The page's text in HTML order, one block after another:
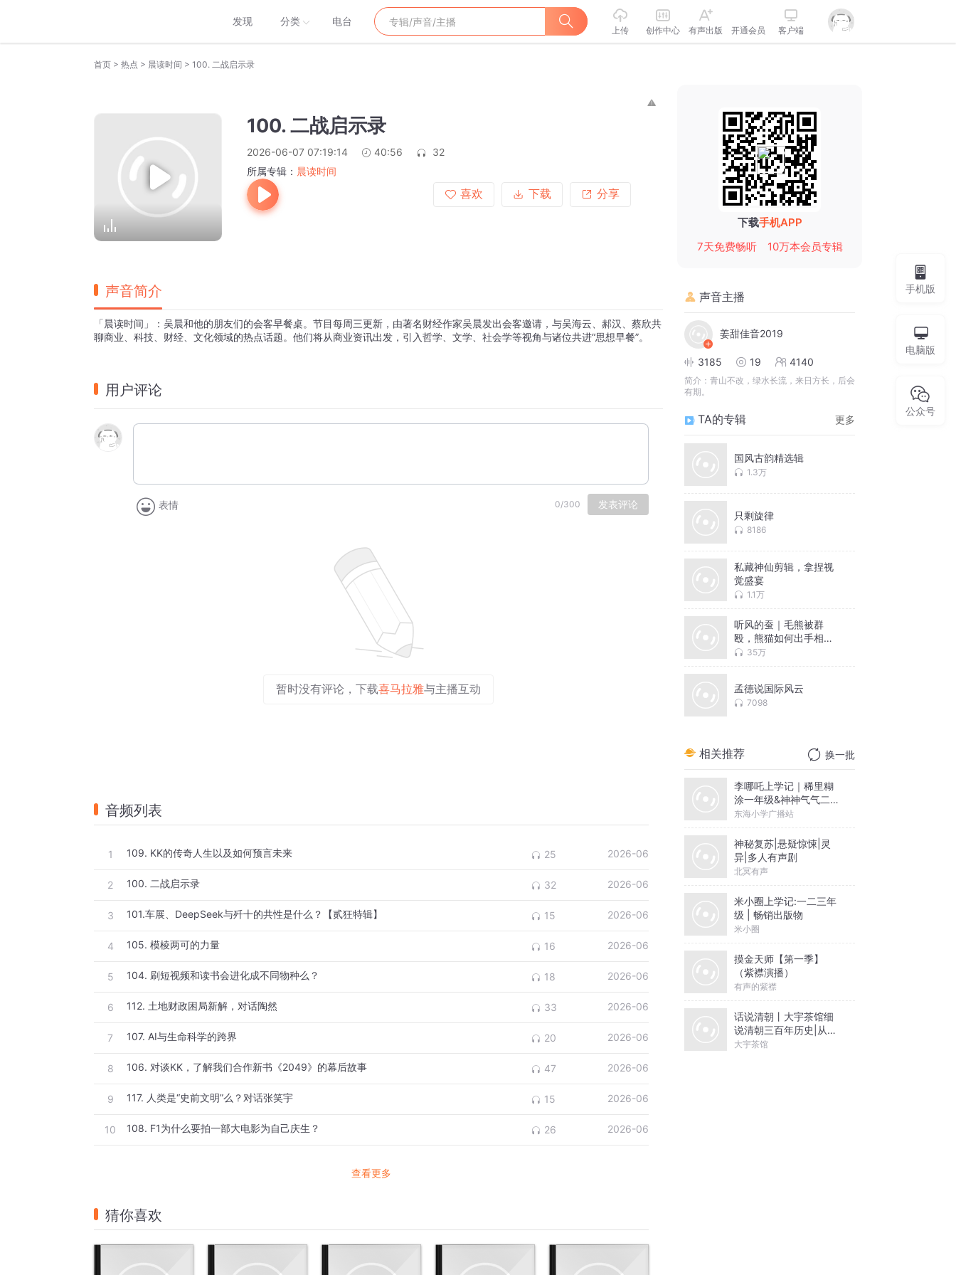
发现 分类 电台
上传 创作中心 有声出版 开通会员 客户端
首页 > 热点 > 晨读时间 > 100. 二战启示录
100. 二战启示录
2026-06-07 07:19:14 40:56
32
所属专辑： 晨读时间
喜欢
下载 分享
声音简介
「晨读时间」：吴晨和他的朋友们的会客早餐桌。节目每周三更新，由著名财经作家吴晨发出会客邀请，与吴海云、郝汉、蔡欣共
聊商业、科技、财经、文化领域的热点话题。他们将从商业资讯出发，引入哲学、文学、社会学等视角与诸位共进“思想早餐”。
用户评论
表情 0/300 发表评论
暂时没有评论，下载喜马拉雅与主播互动
音频列表
1 109. KK的传奇人生以及如何预言未来 25 2026-06
2 100. 二战启示录 32 2026-06
3 101.车展、DeepSeek与歼十的共性是什么？【贰狂特辑】 15 2026-06
4 105. 模棱两可的力量 16 2026-06
5 104. 刷短视频和读书会进化成不同物种么？ 18 2026-06
6 112. 土地财政困局新解，对话陶然 33 2026-06
7 107. AI与生命科学的跨界 20 2026-06
8 106. 对谈KK，了解我们合作新书《2049》的幕后故事 47 2026-06
9 117. 人类是“史前文明”么？对话张笑宇 15 2026-06
10 108. F1为什么要拍一部大电影为自己庆生？ 26 2026-06
查看更多
猜你喜欢
下载手机APP
7天免费畅听
10万本会员专辑
声音主播
姜甜佳音2019
3185 19 4140
简介： 青山不改，绿水长流，来日方长，后会
有期。
TA的专辑 更多
国风古韵精选辑
1.3万
只剩旋律
8186
私藏神仙剪辑，拿捏视
觉盛宴
1.1万
听风的蚕｜毛熊被群
殴，熊猫如何出手相助
｜纯享版合集
35万
孟德说国际风云
7098
相关推荐 换一批
李哪吒上学记｜稀里糊
涂一年级&神神气气二年
级
东海小学广播站
神秘复苏|悬疑惊悚|灵
异|多人有声剧
北冥有声
米小圈上学记:一二三年
级 | 畅销出版物
米小圈
摸金天师【第一季】
（紫襟演播）
有声的紫襟
话说清朝丨大宇茶馆细
说清朝三百年历史|从努
尔哈赤到末代皇帝溥仪|
大宇茶馆
手机版
电脑版
公众号